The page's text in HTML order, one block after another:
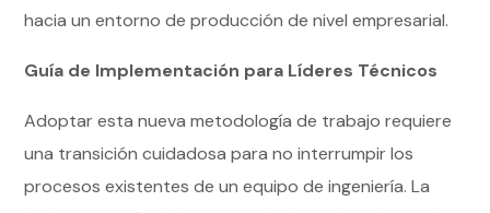
hacia un entorno de producción de nivel empresarial.
Guía de Implementación para Líderes Técnicos
Adoptar esta nueva metodología de trabajo requiere
una transición cuidadosa para no interrumpir los
procesos existentes de un equipo de ingeniería. La